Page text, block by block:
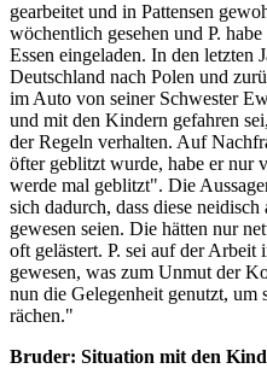
gearbeitet und in Pattensen
wöchentlich gesehen und P.
Essen eingeladen. In den letzten
Deutschland nach Polen und
im Auto von seiner Schwester
und mit den Kindern gefahren
der Regeln verhalten. Auf
öfter geblitzt wurde, habe er nur
werde mal geblitzt". Die
sich dadurch, dass diese
gewesen seien. Die hätten nur
oft gelästert. P. sei auf der
gewesen, was zum Unmut der
nun die Gelegenheit genutzt, um
rächen."
Bruder: Situation mit den